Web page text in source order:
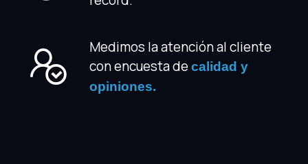
Medimos la atención al cliente
con encuesta de calidad y
opiniones.